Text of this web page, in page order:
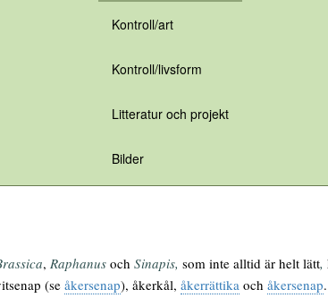
Kontroll/art
Kontroll/livsform
Litteratur och projekt
Bilder
, Raphanus och Sinapis, som inte alltid är helt lätt,
(se åkersenap), åkerkål, åkerrättika och åkersenap.